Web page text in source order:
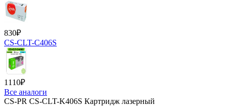
830₽
CS-CLT-C406S
1110₽
Все аналоги
CS-PR CS-CLT-K406S Картридж лазерный